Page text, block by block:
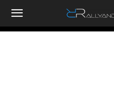
RallyandRaces.com